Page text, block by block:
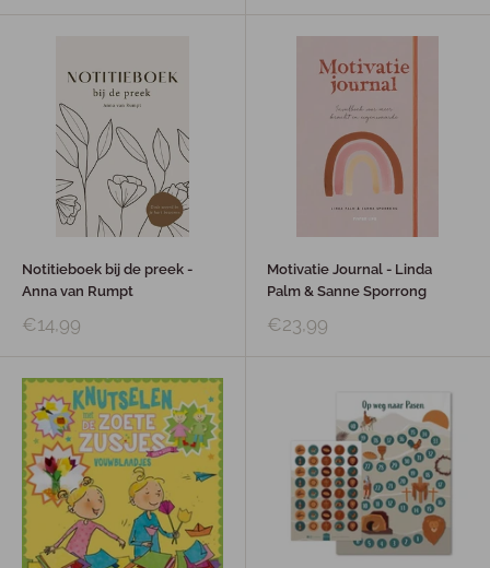
Notitieboek bij de preek -
Anna van Rumpt
€14,99
Motivatie Journal - Linda
Palm & Sanne Sporrong
€23,99